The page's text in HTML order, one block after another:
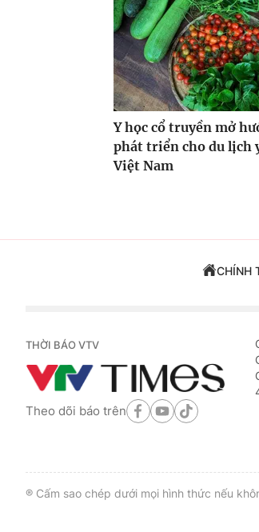
Y học cổ truyền mở
phát triển cho du lịch
Việt Nam
CHÍNH
THỜI BÁO VTV
Theo dõi báo trên
® Cấm sao chép dưới mọi hình thức nếu